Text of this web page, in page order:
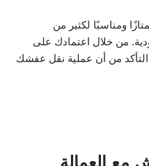
ومناسبًا لكثير من
من خلال اعتمادك على
التأكد من أن عملية نقل عفشك
مع العمالة